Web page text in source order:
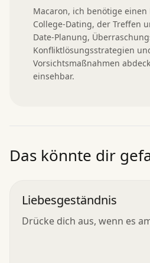
Macaron, ich benötige
College-Dating, der Treffen
Date-Planung,
Konfliktlösungsstrategien
Vorsichtsmaßnahmen
einsehbar.
Das könnte dir
Liebesgeständnis
Drücke dich aus, wenn es